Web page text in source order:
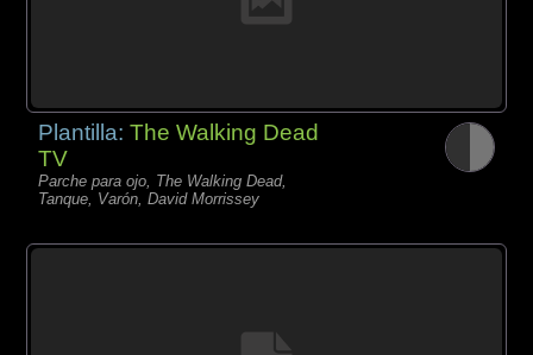
Plantilla:The Walking Dead
TV
Parche para ojo, The Walking Dead,
Tanque, Varón, David Morrissey